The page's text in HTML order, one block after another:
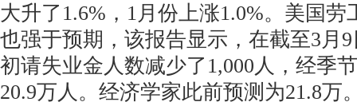
大升了1.6%，1月份上涨1.0%。美国
也强于预期，该报告显示，在截至3月
初请失业金人数减少了1,000人，经季
20.9万人。经济学家此前预测为21.8万